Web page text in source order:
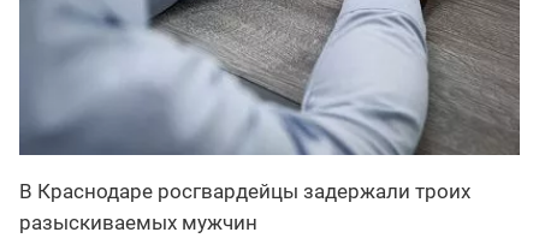
В Краснодаре росгвардейцы задержали троих
разыскиваемых мужчин